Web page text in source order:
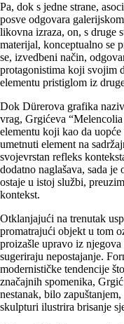
Pa, dok s jedne strane,
posve odgovara
likovna izraza, on, s druge
materijal, konceptualno se
se, izvedbeni način,
protagonistima koji svojim
elementu pristiglom iz
Dok Dürerova grafika
vrag, Grgićeva
elementu koji kao da
umetnuti element na
svojevrstan refleks
dodatno naglašava, sada
ostaje u istoj službi,
kontekst.
Otklanjajući na trenutak
promatrajući objekt u tom
proizašle upravo iz
sugeriraju nepostajanje.
modernističke tendencije
značajnih spomenika,
nestanak, bilo
skulpturi ilustrira brisanje